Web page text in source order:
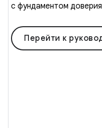
с фундаментом
Перейти к